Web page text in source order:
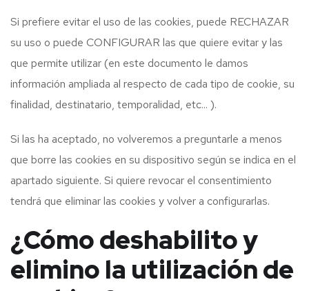
Si prefiere evitar el uso de las cookies, puede RECHAZAR
su uso o puede CONFIGURAR las que quiere evitar y las
que permite utilizar (en este documento le damos
información ampliada al respecto de cada tipo de cookie, su
finalidad, destinatario, temporalidad, etc... ).
Si las ha aceptado, no volveremos a preguntarle a menos
que borre las cookies en su dispositivo según se indica en el
apartado siguiente. Si quiere revocar el consentimiento
tendrá que eliminar las cookies y volver a configurarlas.
¿Cómo deshabilito y
elimino la utilización de